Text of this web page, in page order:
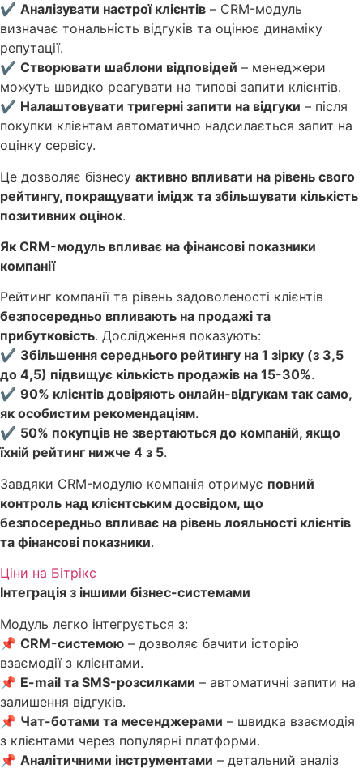
✔ Аналізувати настрої клієнтів – CRM-модуль
визначає тональність відгуків та оцінює динаміку
репутації.
✔ Створювати шаблони відповідей – менеджери
можуть швидко реагувати на типові запити клієнтів.
✔ Налаштовувати тригерні запити на відгуки – після
покупки клієнтам автоматично надсилається запит на
оцінку сервісу.
Це дозволяє бізнесу активно впливати на рівень свого
рейтингу, покращувати імідж та збільшувати кількість
позитивних оцінок.
Як CRM-модуль впливає на фінансові показники
компанії
Рейтинг компанії та рівень задоволеності клієнтів
безпосередньо впливають на продажі та
прибутковість. Дослідження показують:
✔ Збільшення середнього рейтингу на 1 зірку (з 3,5
до 4,5) підвищує кількість продажів на 15-30%.
✔ 90% клієнтів довіряють онлайн-відгукам так само,
як особистим рекомендаціям.
✔ 50% покупців не звертаються до компаній, якщо
їхній рейтинг нижче 4 з 5.
Завдяки CRM-модулю компанія отримує повний
контроль над клієнтським досвідом, що
безпосередньо впливає на рівень лояльності клієнтів
та фінансові показники.
Ціни на Бітрікс
Інтеграція з іншими бізнес-системами
Модуль легко інтегрується з:
📌 CRM-системою – дозволяє бачити історію
взаємодії з клієнтами.
📌 E-mail та SMS-розсилками – автоматичні запити на
залишення відгуків.
📌 Чат-ботами та месенджерами – швидка взаємодія
з клієнтами через популярні платформи.
📌 Аналітичними інструментами – детальний аналіз